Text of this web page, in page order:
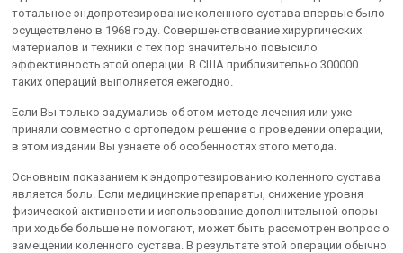
тотальное эндопротезирование коленного сустава впервые было
осуществлено в 1968 году. Совершенствование хирургических
материалов и техники с тех пор значительно повысило
эффективность этой операции. В США приблизительно 300000
таких операций выполняется ежегодно.
Если Вы только задумались об этом методе лечения или уже
приняли совместно с ортопедом решение о проведении операции,
в этом издании Вы узнаете об особенностях этого метода.
Основным показанием к эндопротезированию коленного сустава
является боль. Если медицинские препараты, снижение уровня
физической активности и использование дополнительной опоры
при ходьбе больше не помогают, может быть рассмотрен вопрос о
замещении коленного сустава. В результате этой операции обычно